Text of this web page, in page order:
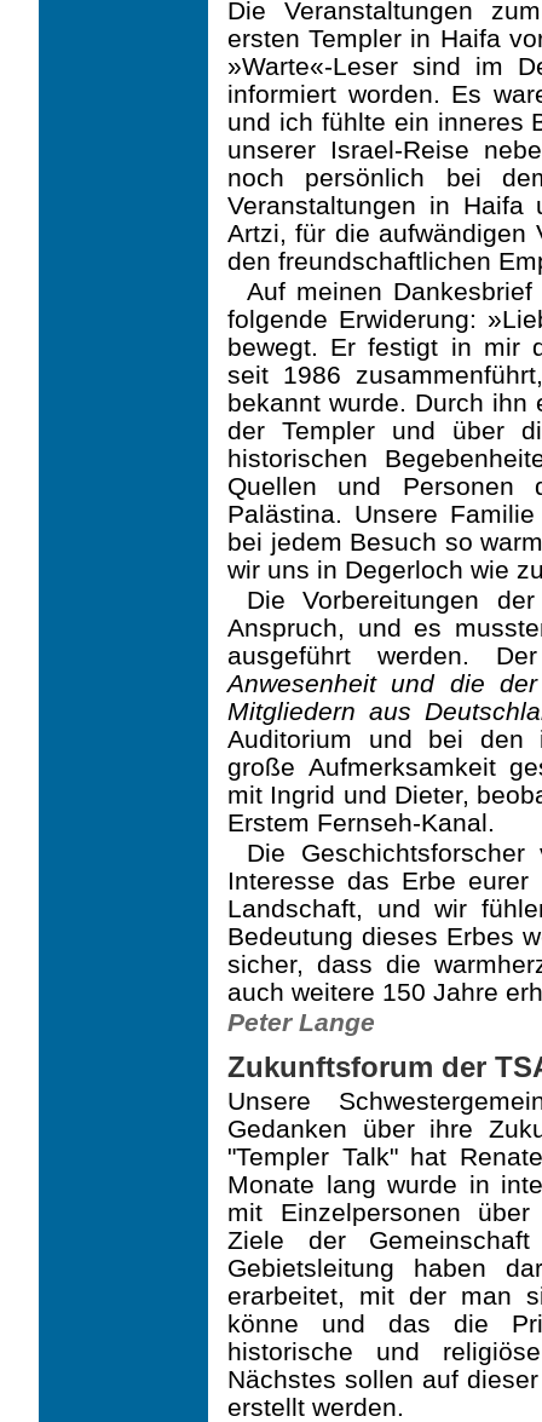
Die Veranstaltungen
ersten Templer in Haifa
»Warte«-Leser sind im
informiert worden. Es
und ich fühlte ein inneres
unserer Israel-Reise
noch persönlich bei
Veranstaltungen in Haifa
Artzi, für die aufwändigen
den freundschaftlichen
Auf meinen
folgende Erwiderung:
bewegt. Er festigt in mir
seit 1986
bekannt wurde. Durch
der Templer und über
historischen
Quellen und Personen
Palästina. Unsere
bei jedem Besuch so
wir uns in Degerloch wie
Die Vorbereitungen
Anspruch, und es
ausgeführt werden.
Anwesenheit und die
Mitgliedern aus
Auditorium und bei den
große Aufmerksamkeit
mit Ingrid und Dieter,
Erstem Fernseh-Kanal.
Die
Interesse das Erbe
Landschaft, und wir
Bedeutung dieses Erbes
sicher, dass die
auch weitere 150 Jahre
Peter Lange
Zukunftsforum der
Unsere
Gedanken über ihre
"Templer Talk" hat
Monate lang wurde in
mit Einzelpersonen
Ziele der
Gebietsleitung haben
erarbeitet, mit der man
könne und das die
historische und
Nächstes sollen auf
erstellt werden.